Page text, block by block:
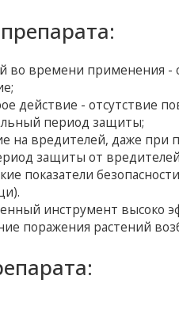
во времени применения
действие - отсутствие
период защиты;
на вредителей, даже при
защиты от
показатели
инструмент высоко
поражения растений